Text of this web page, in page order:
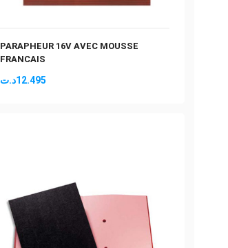
PARAPHEUR 16V AVEC MOUSSE
FRANCAIS
12.495د.ت